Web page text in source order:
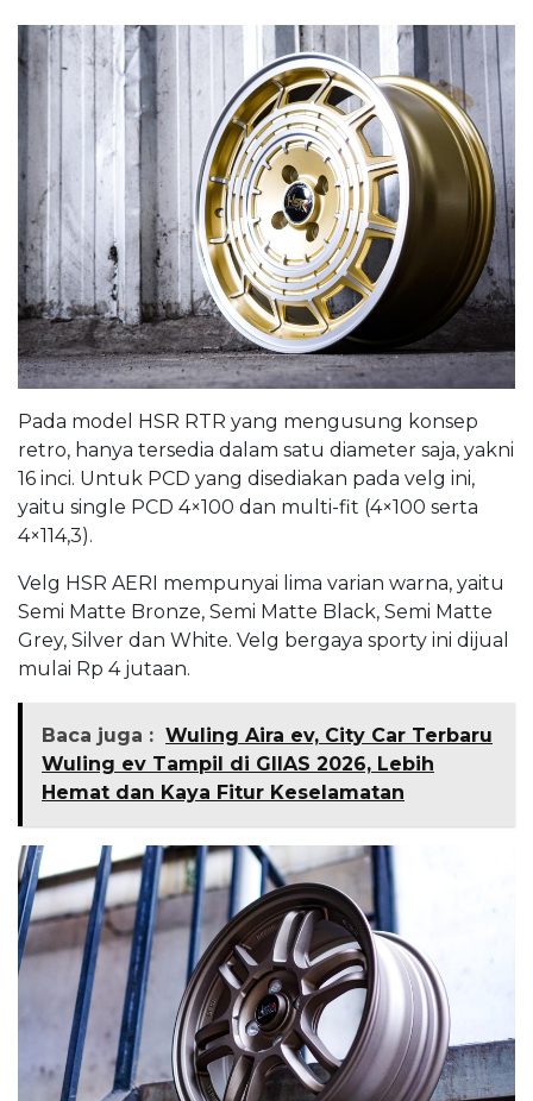
Pada model HSR RTR yang mengusung konsep
retro, hanya tersedia dalam satu diameter saja, yakni
16 inci. Untuk PCD yang disediakan pada velg ini,
yaitu single PCD 4×100 dan multi-fit (4×100 serta
4×114,3).
Velg HSR AERI mempunyai lima varian warna, yaitu
Semi Matte Bronze, Semi Matte Black, Semi Matte
Grey, Silver dan White. Velg bergaya sporty ini dijual
mulai Rp 4 jutaan.
Baca juga : Wuling Aira ev, City Car Terbaru
Wuling ev Tampil di GIIAS 2026, Lebih
Hemat dan Kaya Fitur Keselamatan